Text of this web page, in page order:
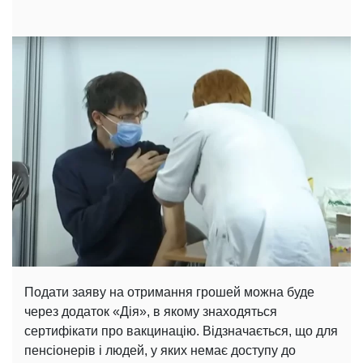
Подати заяву на отримання грошей можна буде
через додаток «Дія», в якому знаходяться
сертифікати про вакцинацію. Відзначається, що для
пенсіонерів і людей, у яких немає доступу до